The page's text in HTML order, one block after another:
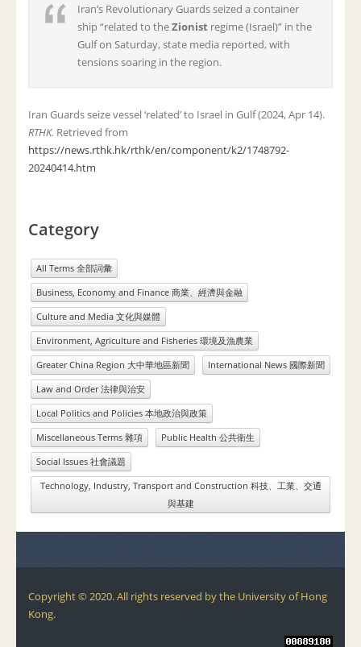
Iran’s Revolutionary Guards seized a container
ship “related to theZionist regime (Israel)” in the
Gulf on Saturday, state media reported, with
tensions soaring in the region.
Iran Guards seize vessel ‘related’ to Israel in Gulf (2024, Apr 14).
RTHK. Retrieved from
https://news.rthk.hk/rthk/en/component/k2/1748792-
20240414.htm
Category
All Terms 全部詞彙
Business, Economy and Finance 商業、經濟與金融
Culture and Media 文化與媒體
Environment, Agriculture and Fisheries 環境及漁農業
Greater China Region 大中華地區新聞
International News 國際新聞
Law and Order 法律與治安
Local Politics and Policies 本地政治與政策
Miscellaneous Terms 雜項
Public Health 公共衛生
Social Issues 社會議題
Technology, Industry, Transport and Construction 科技、工業、交通
與基建
Copyright © 2020. All rights reserved by the University of Hong
Kong.